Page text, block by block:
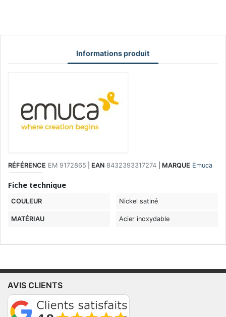
Informations produit
RÉFÉRENCE EM 9172865 EAN 8432393317274 MARQUE Emuca
Fiche technique
COULEUR Nickel satiné
MATÉRIAU Acier inoxydable
AVIS CLIENTS